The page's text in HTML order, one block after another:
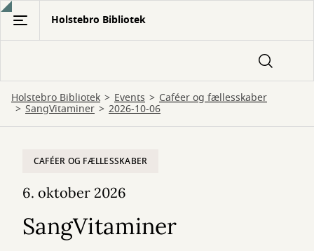
Gå
hovedindhold
Holstebro Bibliotek
Holstebro Bibliotek Events Caféer og fællesskaber
SangVitaminer 2026-10-06
CAFÉER OG FÆLLESSKABER
6. oktober 2026
SangVitaminer